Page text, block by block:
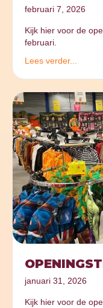
februari 7, 2026
Kijk hier voor de
februari.
Lees verder...
januari 31, 2026
Kijk hier voor de